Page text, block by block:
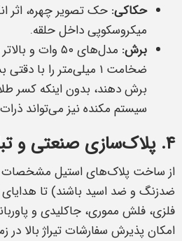
حکاکی: حک تصویر چهره، اثر
میکروسکوپی داخل حلقه.
برش:
مدل‌های ۵۰ وات
ضخامت ۱ میلی‌متر را با
برش دهند، بدون اینکه کسر
سیستم مکنده نیز می‌تواند
۴. پلاک‌سازی صنعتی و تبلیغات
از ساخت پلاک‌های استیل مشخصات
ضدزنگ و ضد اسید باشند) تا هدایای
فلزی، فلش مموری، جاکلیدی و
امکان پذیرش سفارشات تیراژ بالا در